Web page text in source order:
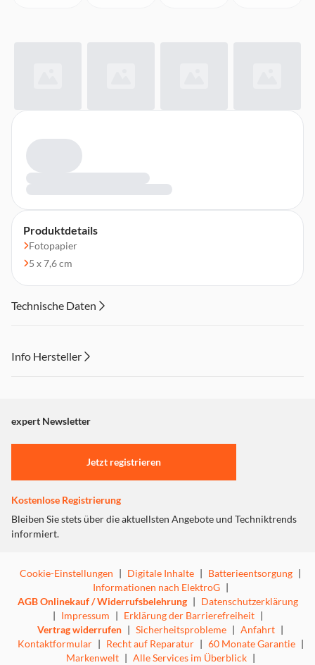
Produktdetails
Fotopapier
5 x 7,6 cm
Technische Daten
Info Hersteller
"Marketing".
Einstellungen anpassen
expert Newsletter
Jetzt registrieren
Kostenlose Registrierung
Bleiben Sie stets über die aktuellsten Angebote und Techniktrends
informiert.
Cookie-Einstellungen | Digitale Inhalte | Batterieentsorgung |
Informationen nach ElektroG |
AGB Onlinekauf / Widerrufsbelehrung | Datenschutzerklärung
| Impressum | Erklärung der Barrierefreiheit |
Vertrag widerrufen | Sicherheitsprobleme | Anfahrt |
Kontaktformular | Recht auf Reparatur | 60 Monate Garantie |
Markenwelt | Alle Services im Überblick |